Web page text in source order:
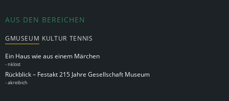
AUS DEN BEREICHEN
GMUSEUM KULTUR TENNIS
Ein Haus wie aus einem Märchen
-nklost
Rückblick – Festakt 215 Jahre Gesellschaft Museum
-akreibich